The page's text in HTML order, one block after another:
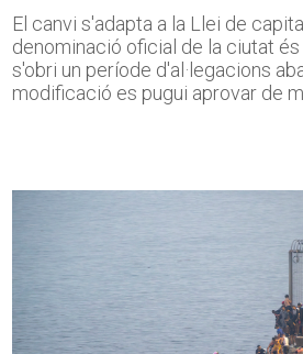
El canvi s'adapta a la Llei de
denominació oficial de la ciutat és
s'obri un període d'al·legacions
modificació es pugui aprovar de